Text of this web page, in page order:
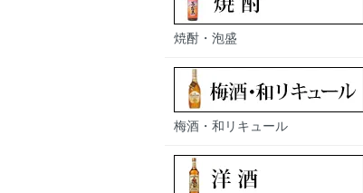
焼酎・泡盛
梅酒・和リキュール